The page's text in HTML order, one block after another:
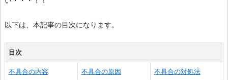
以下は、本記事の目次になります。
目次
不具合の内容 不具合の原因 不具合の対処法